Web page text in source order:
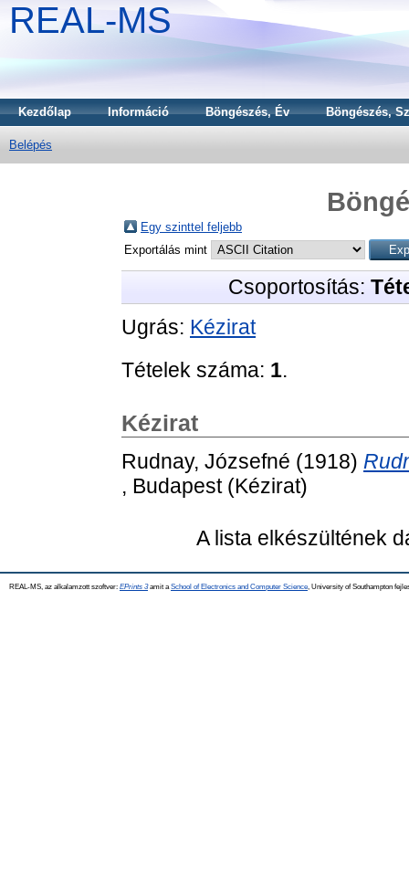
REAL-MS
Kezdőlap Információ Böngészés, Év Böngészés,
Belépés
Egy szinttel feljebb
Exportálás mint
Csoportosítás:
Ugrás: Kézirat
Tételek száma: 1.
Kézirat
Rudnay, Józsefné (1918)
, Budapest (Kézirat)
A lista elkészültének
REAL-MS, az alkalamzott szoftver: EPrints 3amit a School of Electronics and Computer Science , University of Southampton